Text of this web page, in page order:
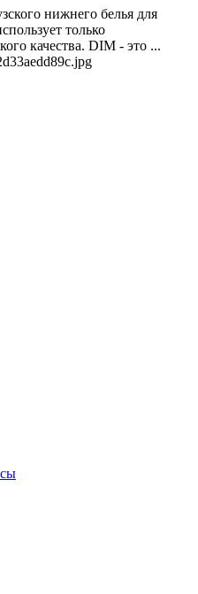
нижнего белья для
только
качества. DIM - это ...